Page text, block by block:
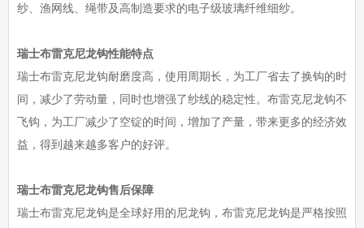
纱、渔网线、绳带及高制造要求的电子级玻璃纤维细纱。
瑞士布雷克尼龙钩性能特点
瑞士布雷克尼龙钩耐磨度高，使用周期长，为工厂省去了换钩的时
间，减少了劳动量，同时也增强了纱线的稳定性。布雷克尼龙钩不
飞钩，为工厂减少了空锭的时间，增加了产量，带来更多的经济效
益，得到越来越多客户的好评。
瑞士布雷克尼龙钩售后保障
瑞士布雷克尼龙钩是全球好用的尼龙钩，布雷克尼龙钩是严格按照